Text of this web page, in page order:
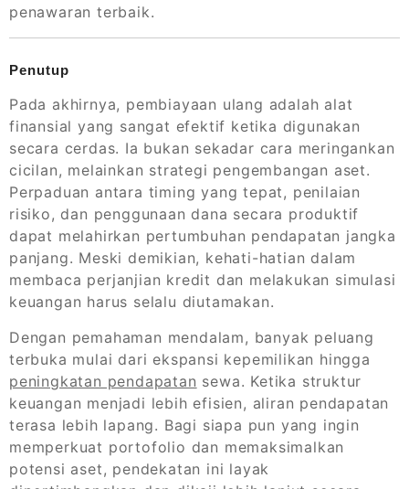
penawaran terbaik.
Penutup
Pada akhirnya, pembiayaan ulang adalah alat
finansial yang sangat efektif ketika digunakan
secara cerdas. Ia bukan sekadar cara meringankan
cicilan, melainkan strategi pengembangan aset.
Perpaduan antara timing yang tepat, penilaian
risiko, dan penggunaan dana secara produktif
dapat melahirkan pertumbuhan pendapatan jangka
panjang. Meski demikian, kehati-hatian dalam
membaca perjanjian kredit dan melakukan simulasi
keuangan harus selalu diutamakan.
Dengan pemahaman mendalam, banyak peluang
terbuka mulai dari ekspansi kepemilikan hingga
peningkatan pendapatan sewa. Ketika struktur
keuangan menjadi lebih efisien, aliran pendapatan
terasa lebih lapang. Bagi siapa pun yang ingin
memperkuat portofolio dan memaksimalkan
potensi aset, pendekatan ini layak